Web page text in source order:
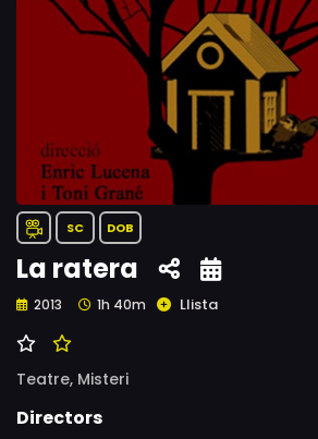
SC DOB
La ratera
2013 1h 40m Llista
Teatre, Misteri
Directors